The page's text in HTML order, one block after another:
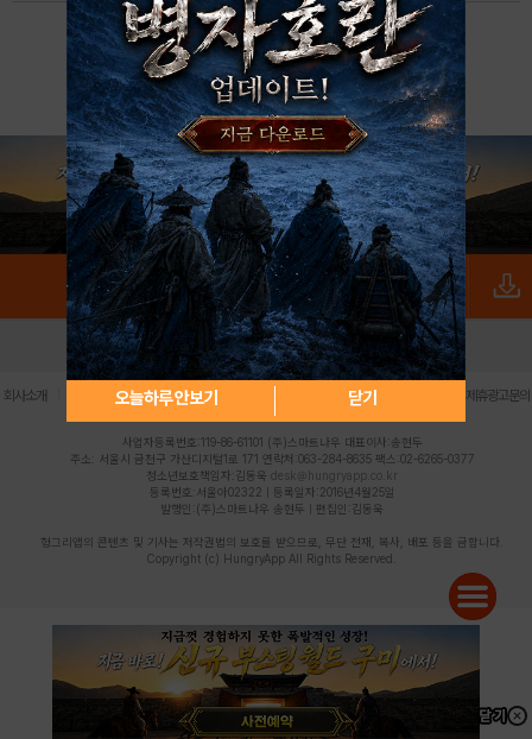
아이디 / 비밀번호 찾기 회원가입
오늘하루 안보기 닫기
로그인 PC버전 전체앱
회사소개 | 개인정보 처리방침 불법촬영물 신고센터 제휴광고문의
사업자등록번호:119-86-61101 (주)스마트나우 대표이사:송현두
주소: 서울시 금천구 가산디지털1로 171 연락처:063-284-8635 팩스:02-6265-0377
청소년보호책임자:김동욱 desk@hungryapp.co.kr
등록번호:서울아02322 | 등록일자:2016년4월25일
발행인:(주)스마트나우 송현두 | 편집인:김동욱
헝그리앱의 콘텐츠 및 기사는 저작권법의 보호를 받으므로, 무단 전재, 복사, 배포 등을 금합니다.
Copyright (c) HungryApp All Rights Reserved.